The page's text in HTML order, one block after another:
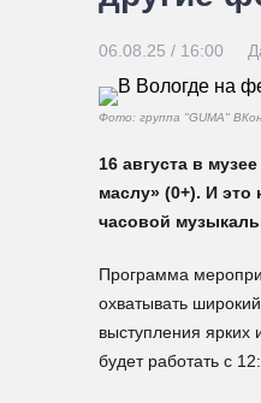
06.08.25 / 16:00
Фото: группа "GUMA"
16 августа в
маслу» (0+). И
часовой
Программа
охватывать
выступления ярких
будет работать с